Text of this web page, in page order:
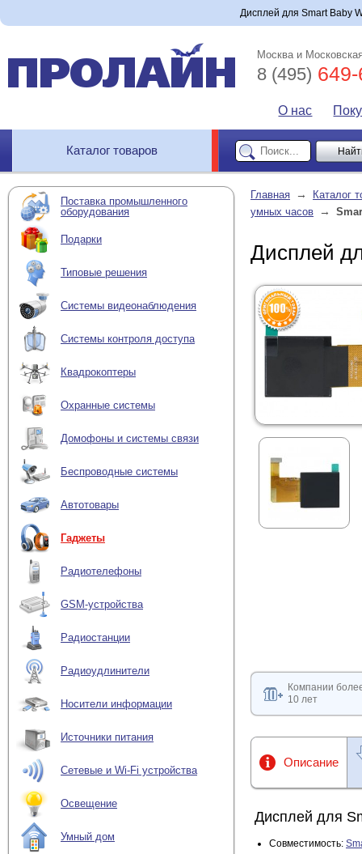
Дисплей для Smart Baby
Москва и
8 (495)
О нас
Каталог товаров
Поставка промышленного
оборудования
Подарки
Типовые решения
Системы видеонаблюдения
Системы контроля доступа
Квадрокоптеры
Охранные системы
Домофоны и системы связи
Беспроводные системы
Автотовары
Гаджеты
Радиотелефоны
GSM-устройства
Радиостанции
Радиоудлинители
Носители информации
Источники питания
Сетевые и Wi-Fi устройства
Освещение
Умный дом
Главная →
Каталог
умных часов →
Дисплей
Компании
10 лет
Описание
Дисплей для
Совместимость: